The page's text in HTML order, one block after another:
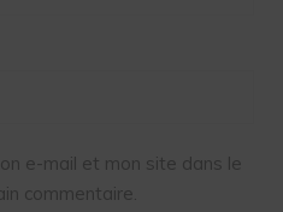
e-mail et mon site dans le
commentaire.